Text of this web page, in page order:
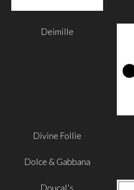
Deimille
Divine Follie
Dolce & Gabbana
Doucal's